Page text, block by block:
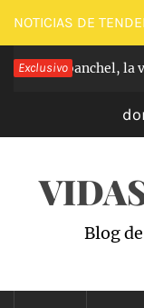
Saltar
al
contenido
NOTICIAS DE
Exclusivo
de Carabanchel, la
Blog